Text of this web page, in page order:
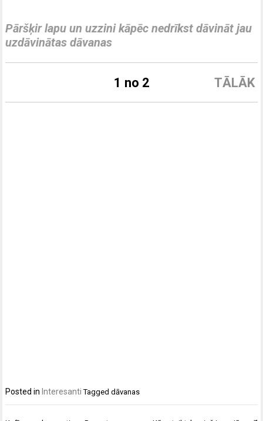
Pāršķir lapu un uzzini kāpēc nedrīkst dāvināt jau
uzdāvinātas dāvanas
TĀLĀK
1 no 2
Posted in Interesanti Taggeddāvanas